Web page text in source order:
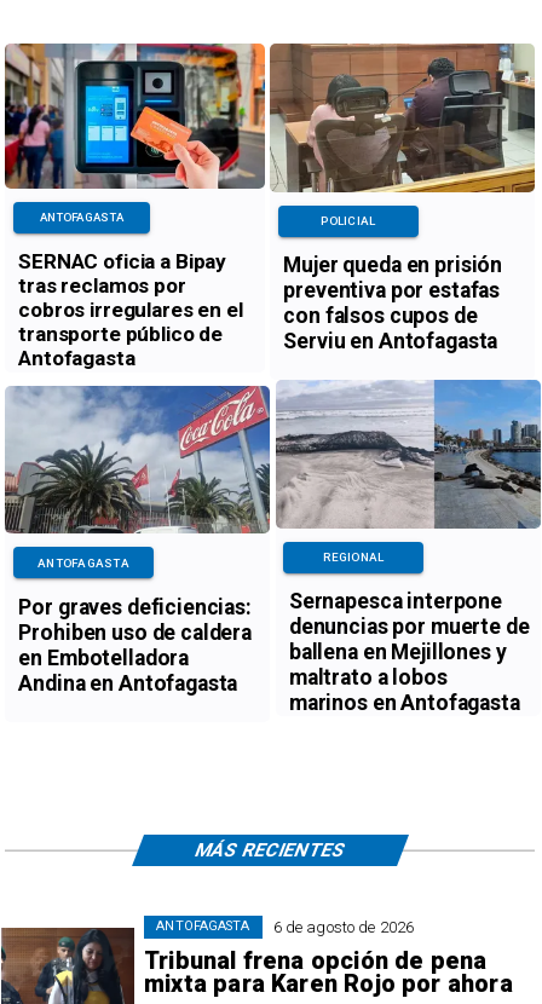
SERNAC oficia a Bipay
tras reclamos por
cobros irregulares en el
transporte público de
Antofagasta
ANTOFAGASTA
Mujer queda en prisión
preventiva por estafas
con falsos cupos de
Serviu en Antofagasta
POLICIAL
Por graves deficiencias:
Prohiben uso de caldera
en Embotelladora
Andina en Antofagasta
ANTOFAGASTA
Sernapesca interpone
denuncias por muerte de
ballena en Mejillones y
maltrato a lobos
marinos en Antofagasta
REGIONAL
6 de agosto de 2026
Tribunal frena opción de pena
mixta para Karen Rojo por ahora
ANTOFAGASTA
MÁS RECIENTES